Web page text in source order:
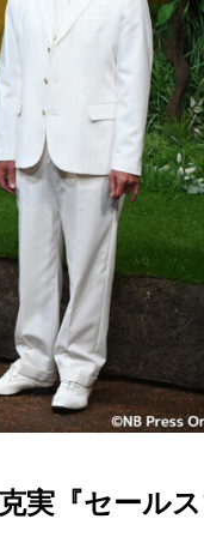
実『セール